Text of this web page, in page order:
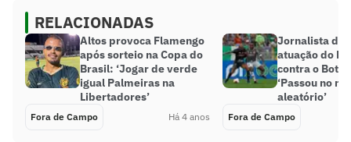
RELACIONADAS
Altos provoca Flamengo
após sorteio na Copa do
Brasil: ‘Jogar de verde
igual Palmeiras na
Libertadores’
Fora de Campo Há 4 anos
Jornalista
atuação do
contra o
‘Passou no
aleatório’
Fora de Campo